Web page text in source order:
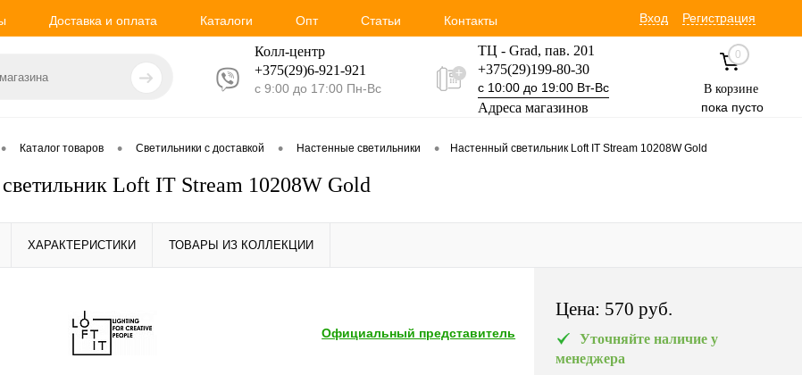
Доставка и оплата Каталоги Опт Статьи Контакты Вход Регистрация
Колл-центр
+375(29)6-921-921
с 9:00 до 17:00 Пн-Вс
ТЦ - Grad, пав. 201
+375(29)199-80-30
с 10:00 до 19:00 Вт-Вс
Адреса магазинов
+375(29)354-30-60
0
В корзине
пока пусто
• Каталог товаров • Светильники с доставкой • Настенные светильники • Настенный светильник Loft IT Stream 10208W Gold
Loft IT Stream 10208W Gold
ХАРАКТЕРИСТИКИ ТОВАРЫ ИЗ КОЛЛЕКЦИИ
Официальный представитель
Цена: 570 pуб.
Уточняйте наличие у
менеджера